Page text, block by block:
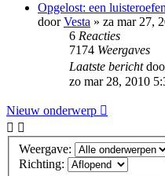
Opgelost: een
doorVesta » za mar 27,
6 Reacties
7174 Weergaves
Laatste bericht
zo mar 28, 2010
Nieuw onderwerp
Weergave:
Richting: